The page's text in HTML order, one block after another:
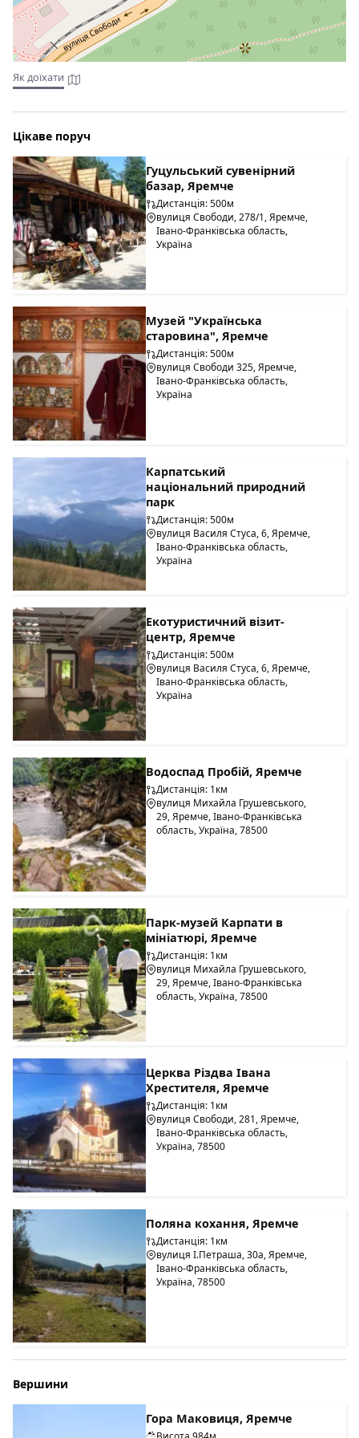
Як доїхати
Цікаве поруч
Гуцульський сувенірний
базар, Яремче
Дистанція: 500м
вулиця Свободи, 278/1, Яремче,
Івано-Франківська область,
Україна
Музей "Українська
старовина", Яремче
Дистанція: 500м
вулиця Свободи 325, Яремче,
Івано-Франківська область,
Україна
Карпатський
національний природний
парк
Дистанція: 500м
вулиця Василя Стуса, 6, Яремче,
Івано-Франківська область,
Україна
Екотуристичний візит-
центр, Яремче
Дистанція: 500м
вулиця Василя Стуса, 6, Яремче,
Івано-Франківська область,
Україна
Водоспад Пробій, Яремче
Дистанція: 1км
вулиця Михайла Грушевського,
29, Яремче, Івано-Франківська
область, Україна, 78500
Парк-музей Карпати в
мініатюрі, Яремче
Дистанція: 1км
вулиця Михайла Грушевського,
29, Яремче, Івано-Франківська
область, Україна, 78500
Церква Різдва Івана
Хрестителя, Яремче
Дистанція: 1км
вулиця Свободи, 281, Яремче,
Івано-Франківська область,
Україна, 78500
Поляна кохання, Яремче
Дистанція: 1км
вулиця І.Петраша, 30а, Яремче,
Івано-Франківська область,
Україна, 78500
Вершини
Гора Маковиця, Яремче